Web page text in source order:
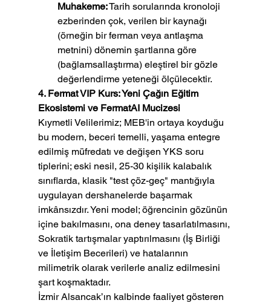
Muhakeme: Tarih sorularında kronoloji
ezberinden çok, verilen bir kaynağı
(örneğin bir ferman veya antlaşma
metnini) dönemin şartlarına göre
(bağlamsallaştırma) eleştirel bir gözle
değerlendirme yeteneği ölçülecektir.
4. Fermat VIP Kurs: Yeni Çağın Eğitim
Ekosistemi ve FermatAI Mucizesi
Kıymetli Velilerimiz; MEB'in ortaya koyduğu
bu modern, beceri temelli, yaşama entegre
edilmiş müfredatı ve değişen YKS soru
tiplerini; eski nesil, 25-30 kişilik kalabalık
sınıflarda, klasik "test çöz-geç" mantığıyla
uygulayan dershanelerde başarmak
imkânsızdır. Yeni model; öğrencinin gözünün
içine bakılmasını, ona deney tasarlatılmasını,
Sokratik tartışmalar yaptırılmasını (İş Birliği
ve İletişim Becerileri) ve hatalarının
milimetrik olarak verilerle analiz edilmesini
şart koşmaktadır.
İzmir Alsancak’ın kalbinde faaliyet gösteren